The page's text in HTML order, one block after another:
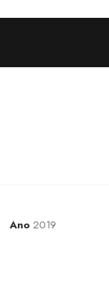
Ano 2019